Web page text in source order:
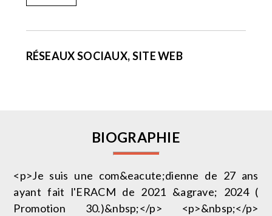
RÉSEAUX SOCIAUX, SITE WEB
BIOGRAPHIE
<p>Je suis une com&eacute;dienne de 27 ans
ayant fait l'ERACM de 2021 &agrave; 2024 (
Promotion 30.)&nbsp;</p> <p>&nbsp;</p>